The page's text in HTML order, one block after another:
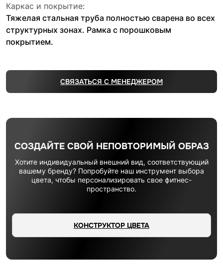
Каркас и покрытие:
Тяжелая стальная труба полностью сварена во всех
структурных зонах. Рамка с порошковым
покрытием.
СВЯЗАТЬСЯ С МЕНЕДЖЕРОМ
СОЗДАЙТЕ СВОЙ НЕПОВТОРИМЫЙ ОБРАЗ
Хотите индивидуальный внешний вид, соответствующий
вашему бренду? Попробуйте наш инструмент выбора
цвета, чтобы персонализировать свое фитнес-
пространство.
КОНСТРУКТОР ЦВЕТА